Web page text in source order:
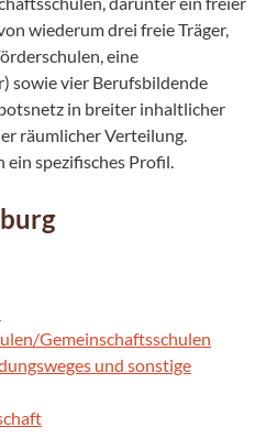
wiederum drei freie Träger,
eine
sowie vier Berufsbildende
in breiter inhaltlicher
räumlicher Verteilung.
ein spezifisches Profil.
Gemeinschaftsschulen
und sonstige